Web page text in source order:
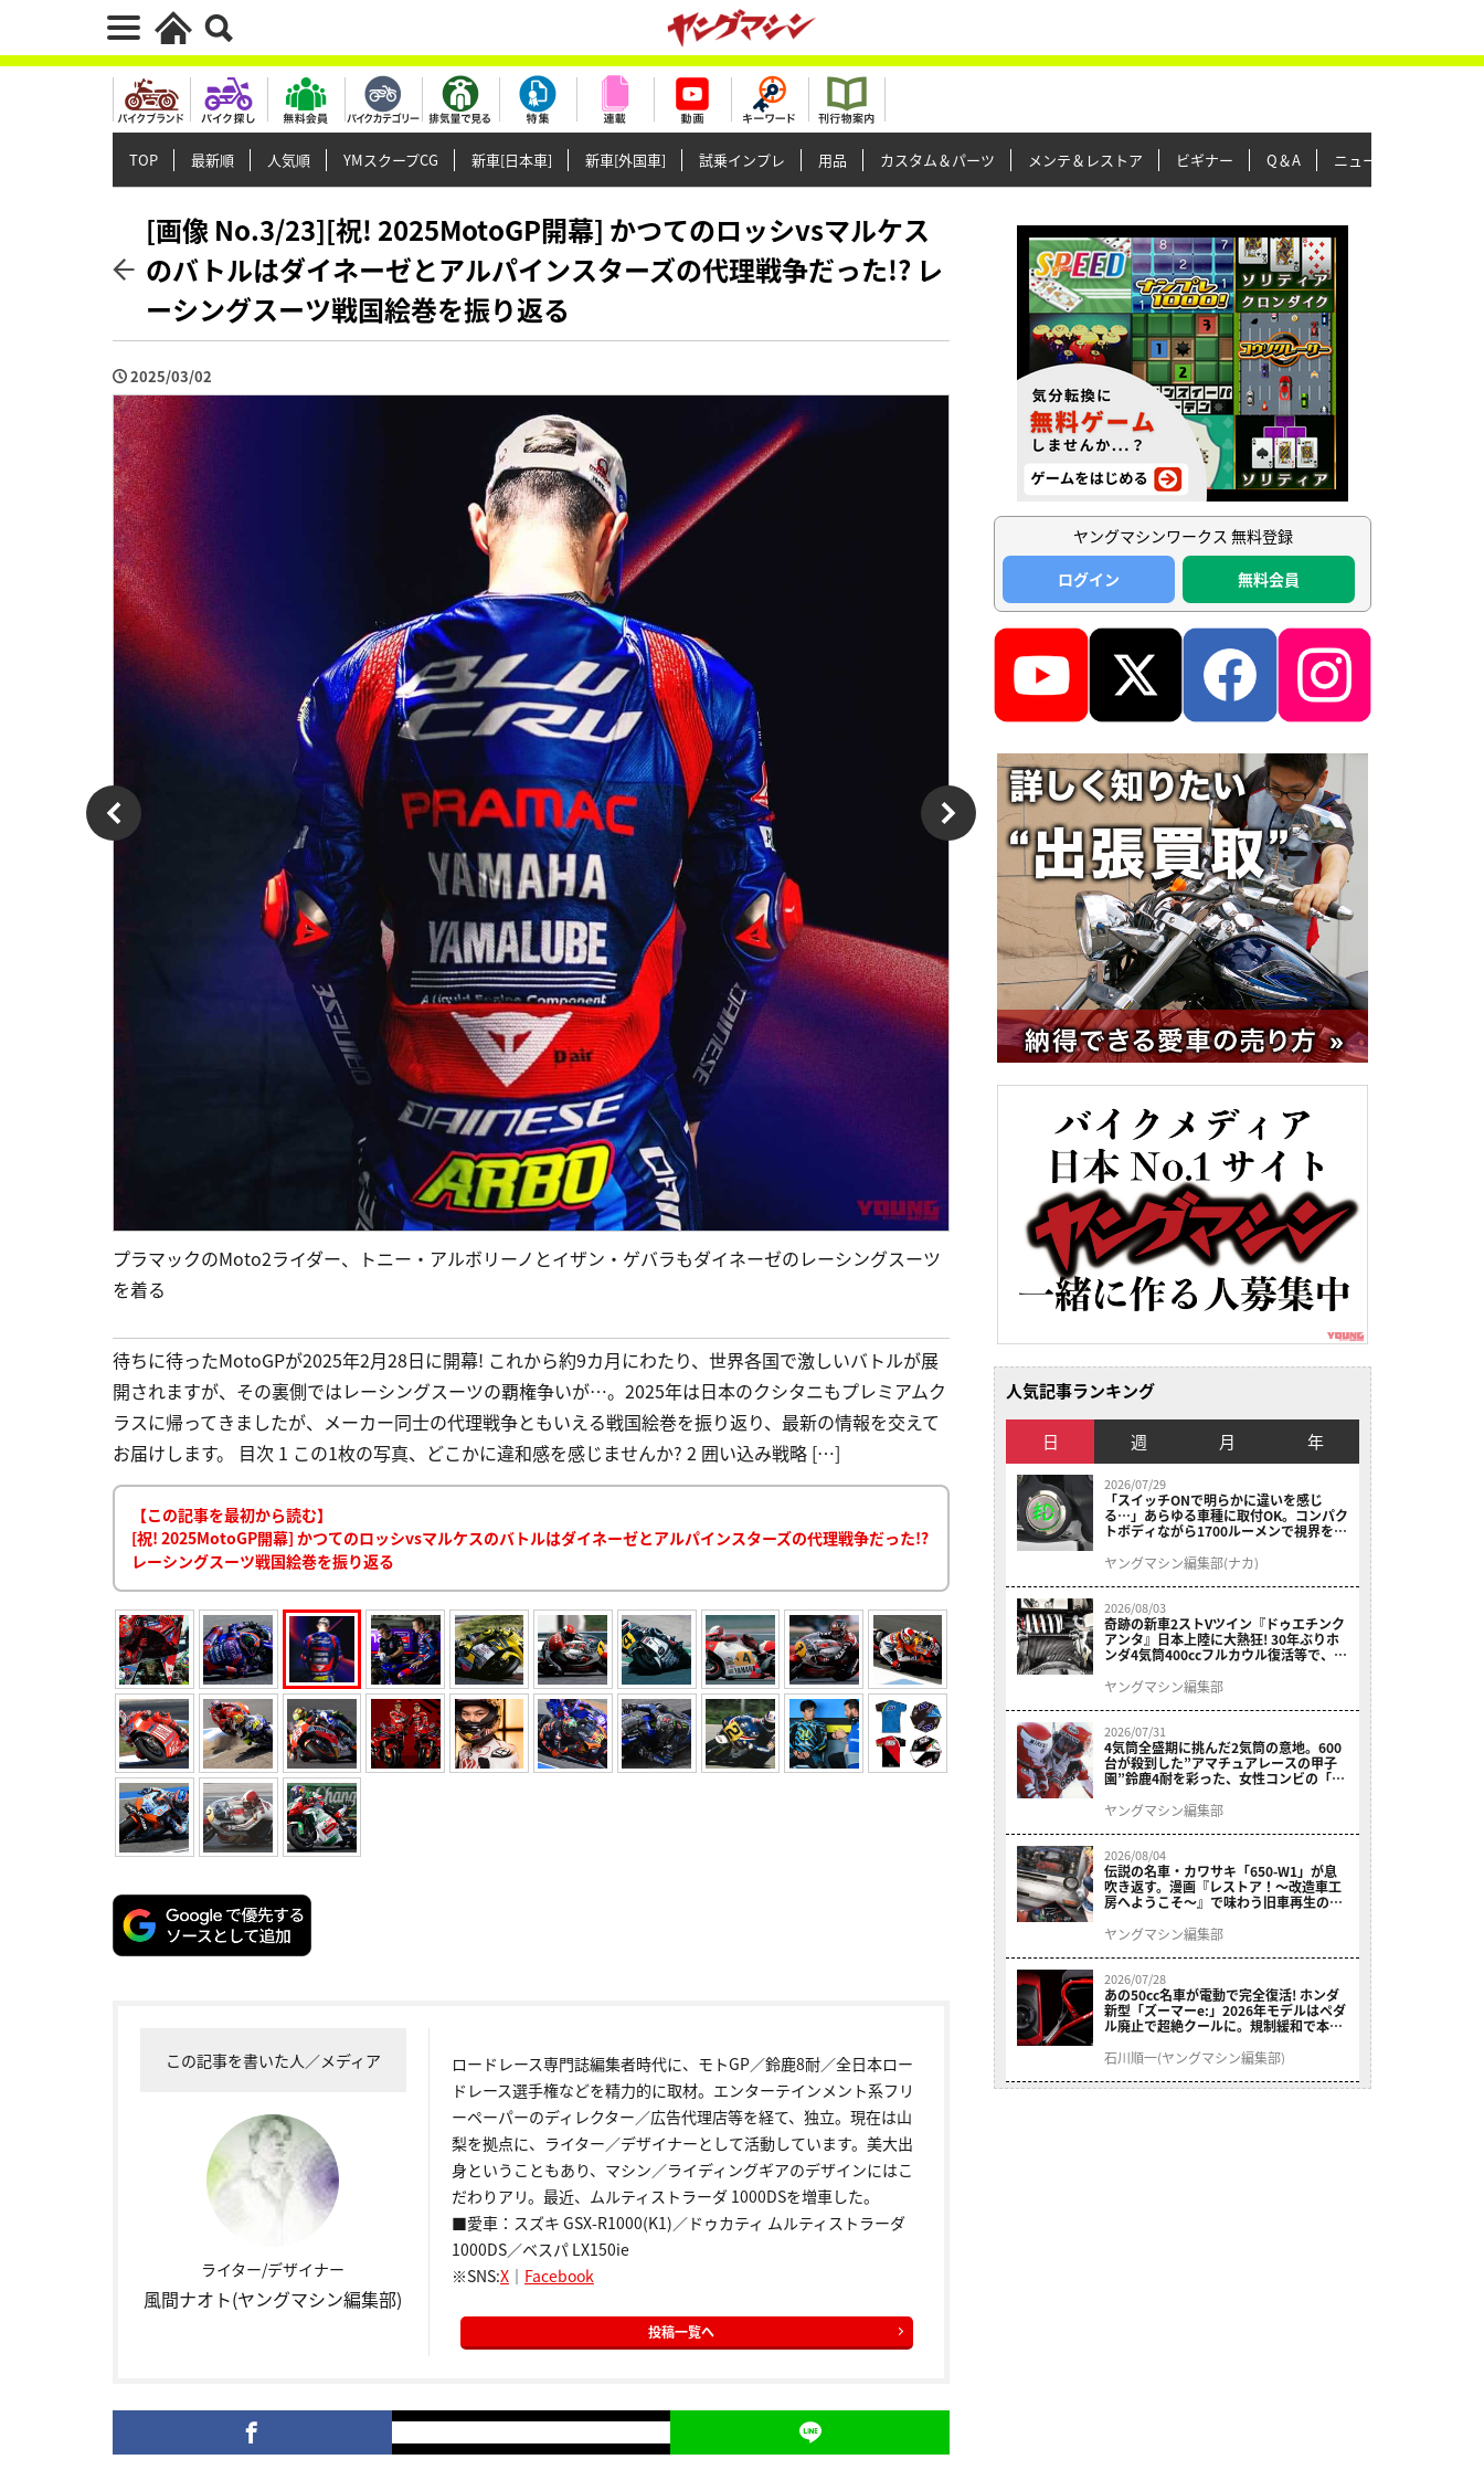
TOP 最新順 人気順 YMスクープCG 新車[日本車] 新車[外国車] 試乗インプレ 用品 カスタム＆パーツ メンテ＆レストア ビギナー Q＆A ニュース＆トピックス
[画像 No.3/23][祝! 2025MotoGP開幕] かつてのロッシvsマルケス
のバトルはダイネーゼとアルパインスターズの代理戦争だった!? レ
ーシングスーツ戦国絵巻を振り返る
2025/03/02
プラマックのMoto2ライダー、トニー・アルボリーノとイザン・ゲバラもダイネーゼのレーシングスーツ
を着る
待ちに待ったMotoGPが2025年2月28日に開幕! これから約9カ月にわたり、世界各国で激しいバトルが展
開されますが、その裏側ではレーシングスーツの覇権争いが…。2025年は日本のクシタニもプレミアムク
ラスに帰ってきましたが、メーカー同士の代理戦争ともいえる戦国絵巻を振り返り、最新の情報を交えて
お届けします。 目次 1 この1枚の写真、どこかに違和感を感じませんか? 2 囲い込み戦略 […]
【この記事を最初から読む】
[祝! 2025MotoGP開幕] かつてのロッシvsマルケスのバトルはダイネーゼとアルパインスターズの代理戦争だった!?
レーシングスーツ戦国絵巻を振り返る
この記事を書いた人／メディア
ライター/デザイナー
風間ナオト(ヤングマシン編集部)
ロードレース専門誌編集者時代に、モトGP／鈴鹿8耐／全日本ロー
ドレース選手権などを精力的に取材。エンターテインメント系フリ
ーペーパーのディレクター／広告代理店等を経て、独立。現在は山
梨を拠点に、ライター／デザイナーとして活動しています。美大出
身ということもあり、マシン／ライディングギアのデザインにはこ
だわりアリ。最近、ムルティストラーダ 1000DSを増車した。
■愛車：スズキ GSX-R1000(K1)／ドゥカティ ムルティストラーダ
1000DS／ベスパ LX150ie
※SNS:X｜ Facebook
投稿一覧へ
ヤングマシンワークス 無料登録
ログイン
無料会員
人気記事ランキング
日 週 月 年
2026/07/29
「スイッチONで明らかに違いを感じ
る…」あらゆる車種に取付OK。コンパク
トボディながら1700ルーメンで視界を確
ニット プレシャスレイ スモール］
ヤングマシン編集部(ナカ)
2026/08/03
奇跡の新車2ストVツイン『ドゥエチンク
アンタ』日本上陸に大熱狂! 30年ぶりホ
ンダ4気筒400ccフルカウル復活等で、ロ
ニュース振り返り】
ヤングマシン編集部
2026/07/31
4気筒全盛期に挑んだ2気筒の意地。600
台が殺到した”アマチュアレースの甲子
園”鈴鹿4耐を彩った、女性コンビの「ス
ヤングマシン編集部
2026/08/04
伝説の名車・カワサキ「650-W1」が息
吹き返す。漫画『レストア！～改造車工
房へようこそ～』で味わう旧車再生のロ
ヤングマシン編集部
2026/07/28
あの50cc名車が電動で完全復活! ホンダ
新型「ズーマーe:」2026年モデルはペダ
ル廃止で超絶クールに。規制緩和で本来
石川順一(ヤングマシン編集部)